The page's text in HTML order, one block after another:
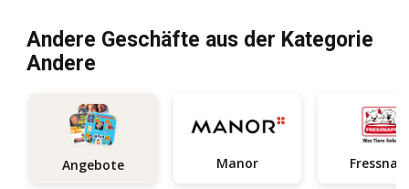
Andere Geschäfte aus der Kategorie
Andere
Angebote Manor